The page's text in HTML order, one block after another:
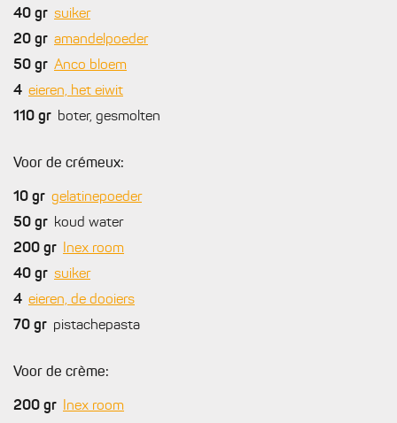
40 gr suiker
20 gr amandelpoeder
50 gr Anco bloem
4 eieren, het eiwit
110 gr boter, gesmolten
Voor de crémeux:
10 gr gelatinepoeder
50 gr koud water
200 gr
Inex room
40 gr suiker
4 eieren, de dooiers
70 gr pistachepasta
Voor de crème:
200 gr Inex room